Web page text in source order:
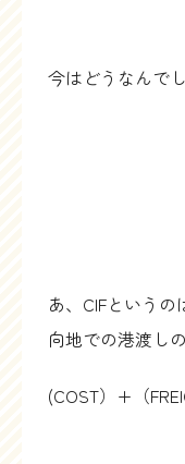
今はどうなんで
あ、CIFという
向地での港渡し
(COST）+（